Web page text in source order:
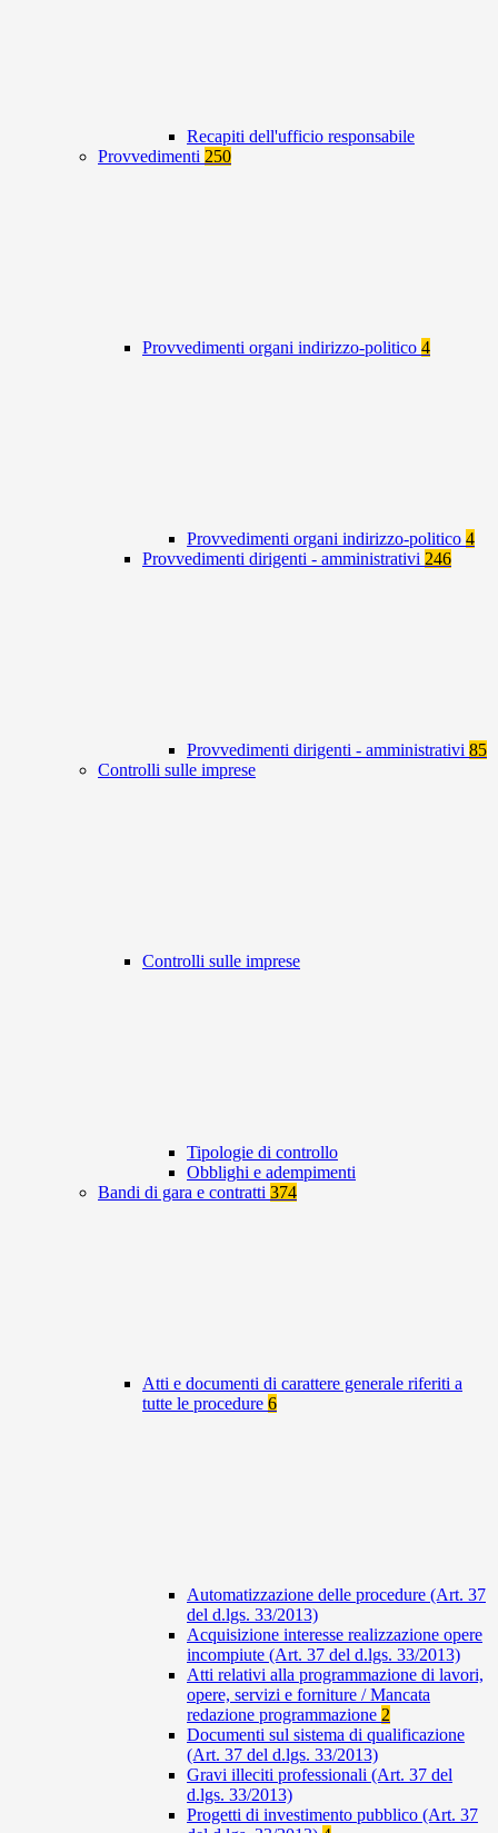
Recapiti dell'ufficio responsabile
Provvedimenti 250
Provvedimenti organi indirizzo-politico 4
Provvedimenti organi indirizzo-politico 4
Provvedimenti dirigenti - amministrativi 246
Provvedimenti dirigenti - amministrativi 85
Controlli sulle imprese
Controlli sulle imprese
Tipologie di controllo
Obblighi e adempimenti
Bandi di gara e contratti 374
Atti e documenti di carattere generale riferiti a
tutte le procedure 6
Automatizzazione delle procedure (Art. 37
del d.lgs. 33/2013)
Acquisizione interesse realizzazione opere
incompiute (Art. 37 del d.lgs. 33/2013)
Atti relativi alla programmazione di lavori,
opere, servizi e forniture / Mancata
redazione programmazione 2
Documenti sul sistema di qualificazione
(Art. 37 del d.lgs. 33/2013)
Gravi illeciti professionali (Art. 37 del
d.lgs. 33/2013)
Progetti di investimento pubblico (Art. 37